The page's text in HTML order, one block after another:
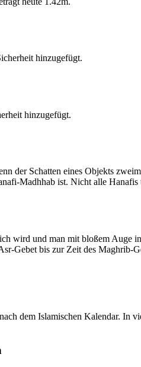
hinzugefügt.
hinzugefügt.
der Schatten eines Objekts
Madhhab ist. Nicht alle
wird und man mit bloßem Auge
Gebet bis zur Zeit des
dem Islamischen Kalendar. In